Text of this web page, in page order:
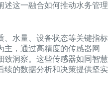
述这一融合如何推动水务管理
、水量、设备状态等关键指标
主，通过高精度的传感器网
致洞察。这些传感器如同智慧
续的数据分析和决策提供坚实